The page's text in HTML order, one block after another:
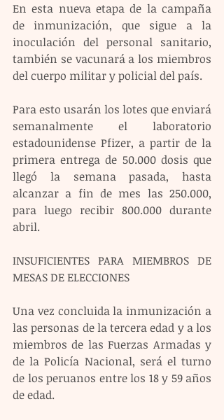
En esta nueva etapa de la campaña
de inmunización, que sigue a la
inoculación del personal sanitario,
también se vacunará a los miembros
del cuerpo militar y policial del país.
Para esto usarán los lotes que enviará
semanalmente el laboratorio
estadounidense Pfizer, a partir de la
primera entrega de 50.000 dosis que
llegó la semana pasada, hasta
alcanzar a fin de mes las 250.000,
para luego recibir 800.000 durante
abril.
INSUFICIENTES PARA MIEMBROS DE
MESAS DE ELECCIONES
Una vez concluida la inmunización a
las personas de la tercera edad y a los
miembros de las Fuerzas Armadas y
de la Policía Nacional, será el turno
de los peruanos entre los 18 y 59 años
de edad.